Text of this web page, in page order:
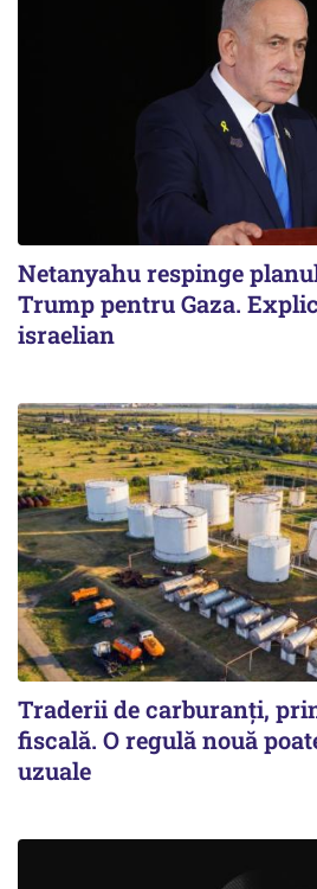
Netanyahu respinge
Trump pentru Gaza.
israelian
Traderii de carburanți,
fiscală. O regulă nouă
uzuale